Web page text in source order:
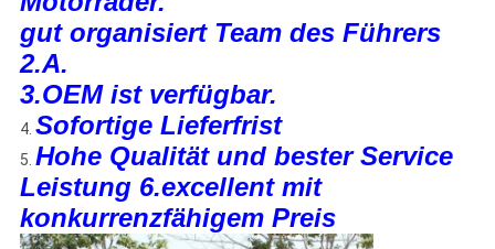
gut organisiert Team des Führers
2.A.
3.OEM ist verfügbar.
4. Sofortige Lieferfrist
5. Hohe Qualität und bester Service
Leistung 6.excellent mit
konkurrenzfähigem Preis